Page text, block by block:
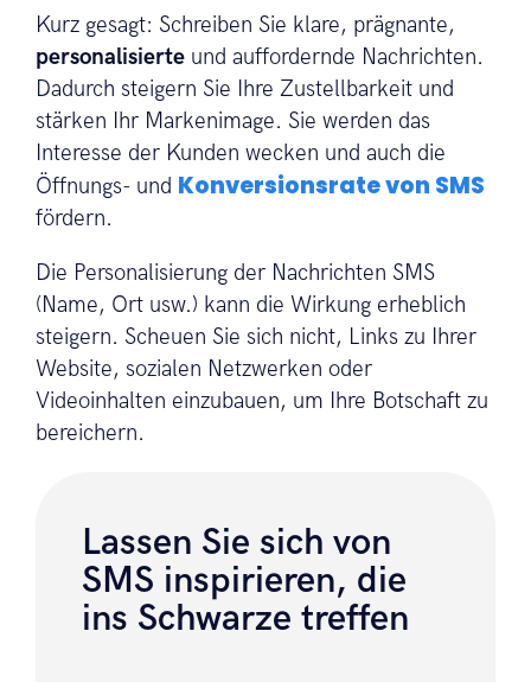
Kurz gesagt: Schreiben Sie klare, prägnante,
personalisierte und auffordernde Nachrichten.
Dadurch steigern Sie Ihre Zustellbarkeit und
stärken Ihr Markenimage. Sie werden das
Interesse der Kunden wecken und auch die
Öffnungs- und Konversionsrate von SMS
fördern.
Die Personalisierung der Nachrichten SMS
(Name, Ort usw.) kann die Wirkung erheblich
steigern. Scheuen Sie sich nicht, Links zu Ihrer
Website, sozialen Netzwerken oder
Videoinhalten einzubauen, um Ihre Botschaft zu
bereichern.
Lassen Sie sich von
SMS inspirieren, die
ins Schwarze treffen